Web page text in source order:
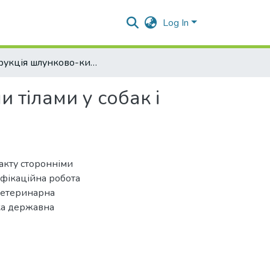
Log In
Обструкція шлунково-кишкового тракту сторонніми тілами у собак і кішок: діагностика та лікування
у собак і
сторонніми
робота
державна